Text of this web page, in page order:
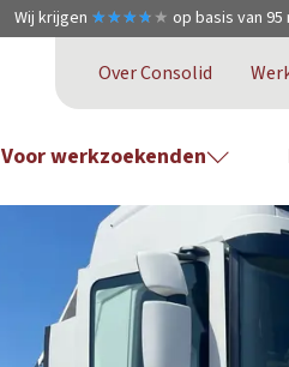
Wij krijgen ★
★★
★★
★★
★ ★
★ op basis van 95
Over Consolid
Voor werkzoekenden